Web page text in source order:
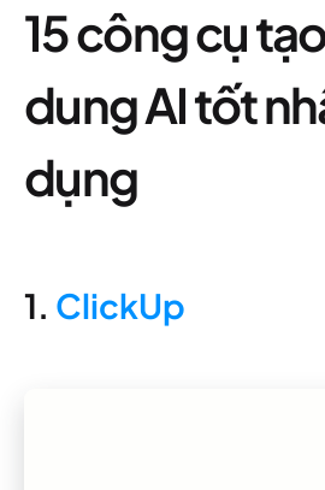
15 công cụ
dung AI tốt
dụng
1. ClickUp